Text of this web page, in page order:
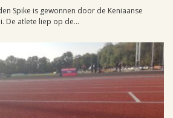
Spike is gewonnen door de Keniaanse
De atlete liep op de...